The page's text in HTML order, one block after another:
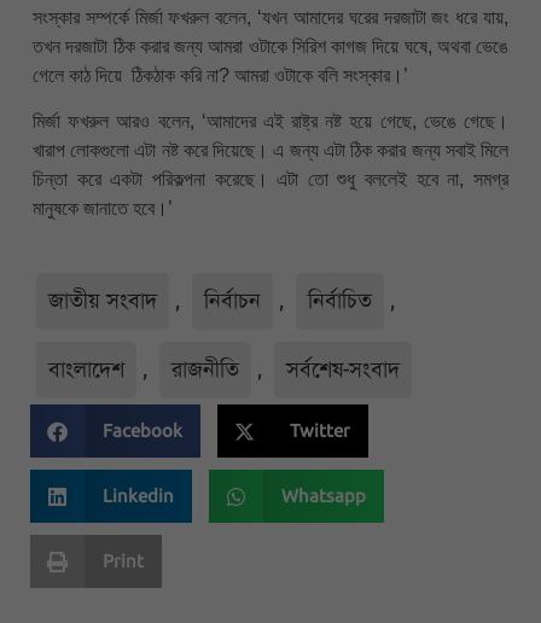
সংস্কার সম্পর্কে মির্জা ফখরুল বলেন, ‘যখন আমাদের ঘরের দরজাটা জং ধরে যায়,
তখন দরজাটা ঠিক করার জন্য আমরা ওটাকে সিরিশ কাগজ দিয়ে ঘষে, অথবা ভেঙে
গেলে কাঠ দিয়ে ঠিকঠাক করি না? আমরা ওটাকে বলি সংস্কার।’
মির্জা ফখরুল আরও বলেন, ‘আমাদের এই রাষ্ট্র নষ্ট হয়ে গেছে, ভেঙে গেছে।
খারাপ লোকগুলো এটা নষ্ট করে দিয়েছে। এ জন্য এটা ঠিক করার জন্য সবাই মিলে
চিন্তা করে একটা পরিকল্পনা করেছে। এটা তো শুধু বললেই হবে না, সমগ্র
মানুষকে জানাতে হবে।’
জাতীয় সংবাদ , নির্বাচন , নির্বাচিত ,
বাংলাদেশ , রাজনীতি , সর্বশেষ-সংবাদ
Facebook Twitter
Linkedin Whatsapp
Print